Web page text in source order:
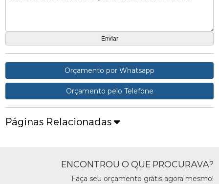
Orçamento por Whatsapp
Orçamento pelo Telefone
Páginas Relacionadas
ENCONTROU O QUE PROCURAVA?
Faça seu orçamento grátis agora mesmo!